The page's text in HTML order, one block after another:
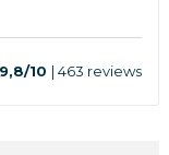
9,8/10 | 463 reviews